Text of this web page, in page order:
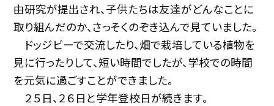
由研究が提出され、子供たちは友達がどんなことに
取り組んだのか、さっそくのぞき込んで見ていました。
ドッジビーで交流したり、畑で栽培している植物を
見に行ったりして、短い時間でしたが、学校での時間
を元気に過ごすことができました。
２５日、２６日と学年登校日が続きます。